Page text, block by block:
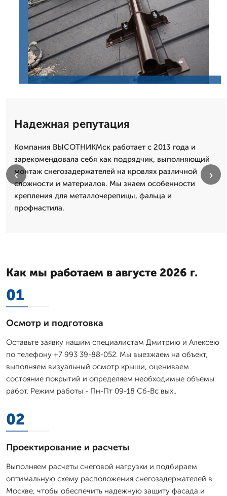
Надежная репутация
Компания ВЫСОТНИКМск работает с 2013 года и
зарекомендовала себя как подрядчик, выполняющий
монтаж снегозадержателей на кровлях различной
сложности и материалов. Мы знаем особенности
крепления для металлочерепицы, фальца и
профнастила.
‹ ›
Как мы работаем в августе 2026 г.
01
Осмотр и подготовка
Оставьте заявку нашим специалистам Дмитрию и Алексею
по телефону +7 993 39-88-052. Мы выезжаем на объект,
выполняем визуальный осмотр крыши, оцениваем
состояние покрытий и определяем необходимые объемы
работ. Режим работы - Пн-Пт 09-18 Сб-Вс вых..
02
Проектирование и расчеты
Выполняем расчеты снеговой нагрузки и подбираем
оптимальную схему расположения снегозадержателей в
Москве, чтобы обеспечить надежную защиту фасада и